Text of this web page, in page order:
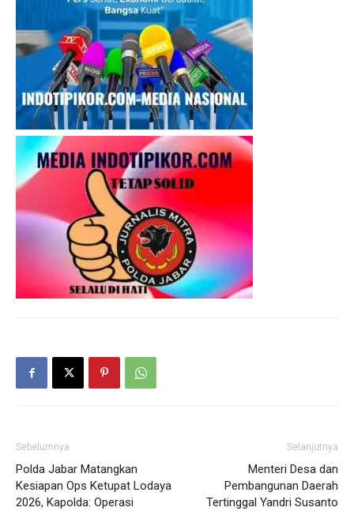
I WANT IN
I've read and accept the Privacy Policy.
Sebelumnya
Polda Jabar Matangkan
Kesiapan Ops Ketupat Lodaya
2026, Kapolda: Operasi
Selanjutnya
Menteri Desa dan
Pembangunan Daerah
Tertinggal Yandri Susanto